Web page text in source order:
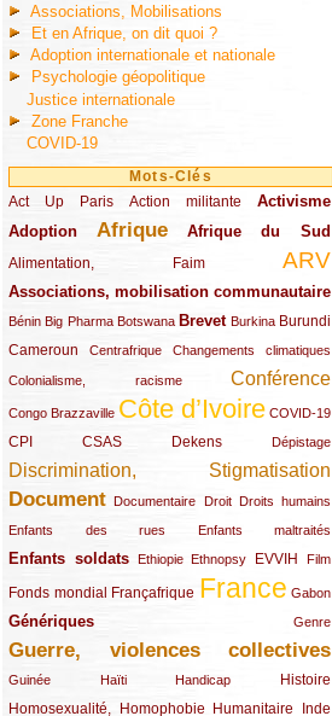
Associations, Mobilisations
Et en Afrique, on dit quoi ?
Adoption internationale et nationale
Psychologie géopolitique
Justice internationale
Zone Franche
COVID-19
Mots-Clés
Act Up Paris
(49/289) Action militante
(32/289) Activisme
(73/289)
Adoption
(82/289) Afrique
(161/289) Afrique du Sud
(73/289)
Alimentation, Faim
(48/289) ARV
(203/289)
Associations, mobilisation communautaire
(65/289)
Bénin
(13/289)Big Pharma
(16/289) Botswana
(9/289) Brevet
(83/289) Burkina
(18/289) Burundi
(30/289)
Cameroun
(47/289) Centrafrique
(23/289) Changements climatiques
(10/289)
Colonialisme, racisme
(19/289) Conférence
(118/289)
Congo Brazzaville
(24/289) Côte d’Ivoire
(263/289) COVID-19
(13/289)
CPI
(48/289) CSAS
(32/289) Dekens
(29/289) Dépistage
(19/289)
Discrimination, Stigmatisation
(131/289)
Document
(145/289) Documentaire
(9/289) Droit
(20/289) Droits humains
(22/289)
Enfants des rues
(21/289) Enfants maltraités
(10/289)
Enfants soldats
(68/289) Ethiopie
(12/289) Ethnopsy
(15/289) EVVIH
(55/289) Film
(22/289)
Fonds mondial
(48/289) Françafrique
(39/289) France
(289/289) Gabon
(12/289)
Génériques
(59/289) Genre
(22/289)
Guerre, violences collectives
(149/289)
Guinée
(12/289) Haïti
(15/289) Handicap
(10/289) Histoire
(49/289)
Homosexualité, Homophobie
(44/289) Humanitaire
(47/289) Inde
(34/289)